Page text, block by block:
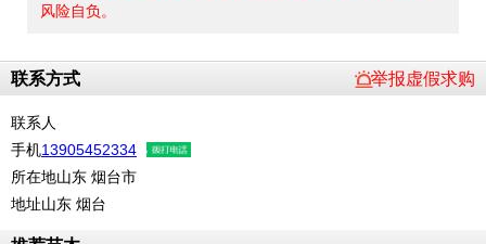
风险自负。
举报虚假求购
联系方式
联系人
手机13905452334
所在地山东 烟台市
地址山东 烟台